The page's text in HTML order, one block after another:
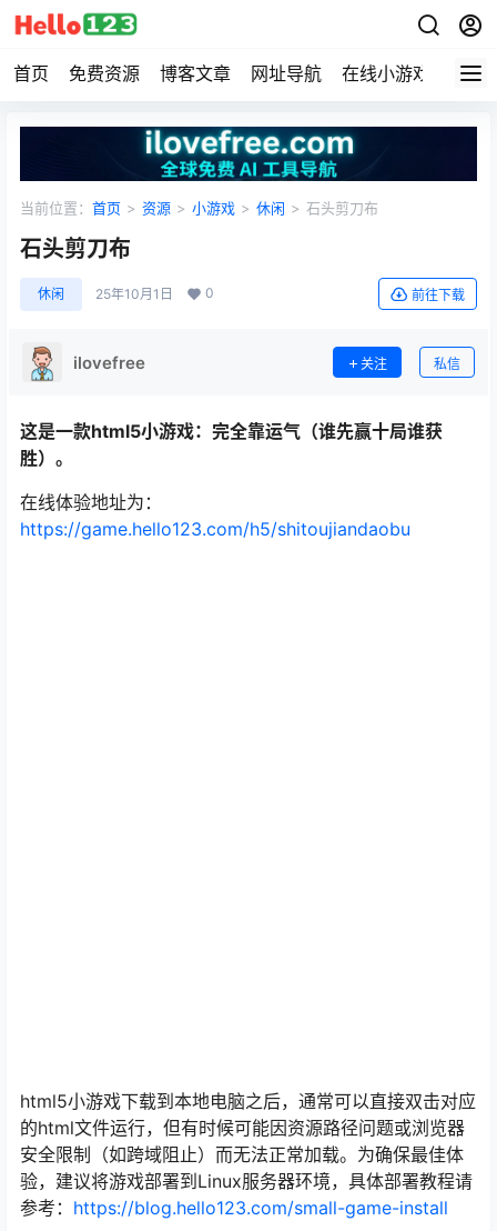
首页 免费资源 博客文章 网址导航 在线小游戏
当前位置： 首页 > 资源 > 小游戏 > 休闲 > 石头剪刀布
石头剪刀布
休闲 25年10月1日 0 前往下载
ilovefree 关注 私信
这是一款html5小游戏：完全靠运气（谁先赢十局谁获
胜）。
在线体验地址为：
https://game.hello123.com/h5/shitoujiandaobu
html5小游戏下载到本地电脑之后，通常可以直接双击对应
的html文件运行，但有时候可能因资源路径问题或浏览器
安全限制（如跨域阻止）而无法正常加载。为确保最佳体
验，建议将游戏部署到Linux服务器环境，具体部署教程请
参考： https://blog.hello123.com/small-game-install